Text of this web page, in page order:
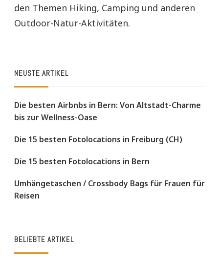
den Themen Hiking, Camping und anderen
Outdoor-Natur-Aktivitäten.
NEUSTE ARTIKEL
Die besten Airbnbs in Bern: Von Altstadt-Charme
bis zur Wellness-Oase
Die 15 besten Fotolocations in Freiburg (CH)
Die 15 besten Fotolocations in Bern
Umhängetaschen / Crossbody Bags für Frauen für
Reisen
BELIEBTE ARTIKEL